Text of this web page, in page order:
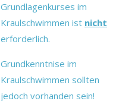
Grundlagenkurses im
Kraulschwimmen ist nicht
erforderlich.
Grundkenntnise im
Kraulschwimmen sollten
jedoch vorhanden sein!